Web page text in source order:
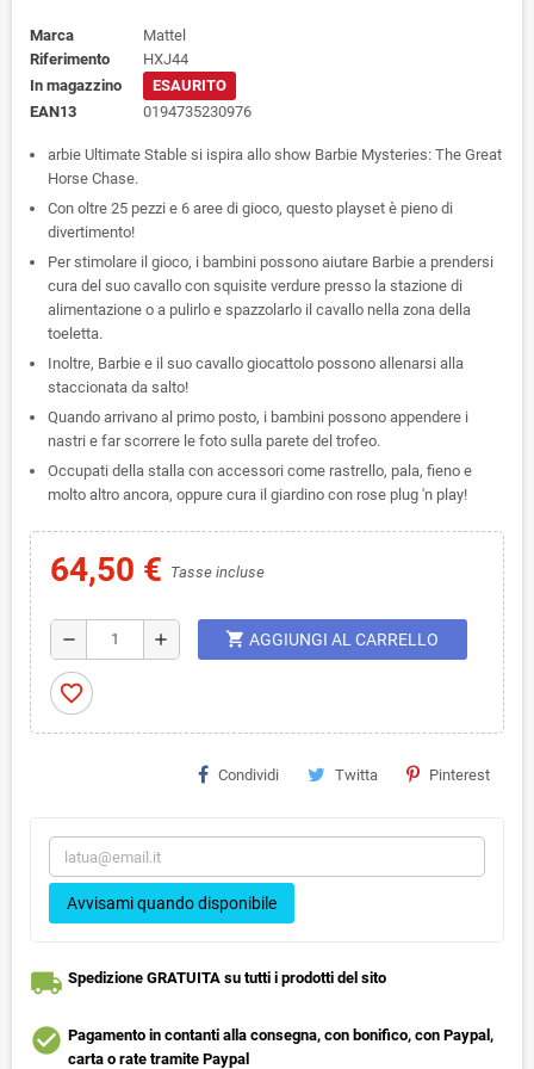
Marca
Mattel
Riferimento
HXJ44
In magazzino
ESAURITO
EAN13
0194735230976
arbie Ultimate Stable si ispira allo show Barbie Mysteries: The Great
Horse Chase.
Con oltre 25 pezzi e 6 aree di gioco, questo playset è pieno di
divertimento!
Per stimolare il gioco, i bambini possono aiutare Barbie a prendersi
cura del suo cavallo con squisite verdure presso la stazione di
alimentazione o a pulirlo e spazzolarlo il cavallo nella zona della
toeletta.
Inoltre, Barbie e il suo cavallo giocattolo possono allenarsi alla
staccionata da salto!
Quando arrivano al primo posto, i bambini possono appendere i
nastri e far scorrere le foto sulla parete del trofeo.
Occupati della stalla con accessori come rastrello, pala, fieno e
molto altro ancora, oppure cura il giardino con rose plug 'n play!
64,50 € Tasse incluse
remove add shopping_cart AGGIUNGI AL CARRELLO
favorite_border
Condividi Twitta Pinterest
Avvisami quando disponibile
local_shipping Spedizione GRATUITA su tutti i prodotti del sito
check_circle Pagamento in contanti alla consegna, con bonifico, con Paypal,
carta o rate tramite Paypal